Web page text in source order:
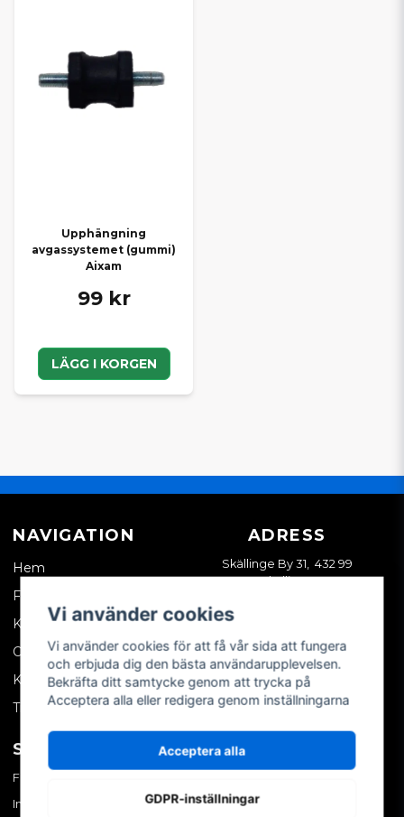
Upphängning
avgassystemet (gummi)
Aixam
99 kr
LÄGG I KORGEN
NAVIGATION
Hem
Företagskund
Kontakta oss
Om oss
Köpvillkor
Tips & trix
ADRESS
Skällinge By 31, 432 99
Skällinge
SOCIALA MEDIER
Facebook
Instagram
MITT KONTO
Skapa konto
Vi använder cookies
Vi använder cookies för att få vår sida att fungera
och erbjuda dig den bästa användarupplevelsen.
Bekräfta ditt samtycke genom att trycka på
Acceptera alla eller redigera genom inställningarna
Acceptera alla
GDPR-inställningar